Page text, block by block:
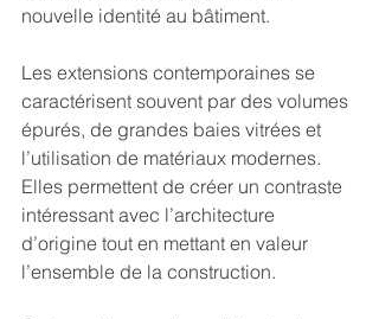
nouvelle identité au bâtiment.
Les extensions contemporaines se
caractérisent souvent par des volumes
épurés, de grandes baies vitrées et
l’utilisation de matériaux modernes.
Elles permettent de créer un contraste
intéressant avec l’architecture
d’origine tout en mettant en valeur
l’ensemble de la construction.